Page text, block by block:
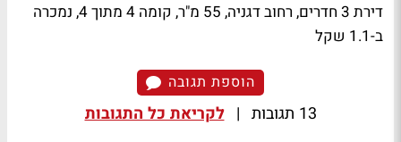
דירת 3 חדרים, רחוב דגניה, 55 מ"ר, קומה 4 מתוך 4, נמכרה
ב-1.1 שקל
הוספת תגובה
13 תגובות | לקריאת כל התגובות